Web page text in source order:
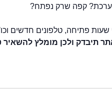
קפה שרק נפתח?
שעות פתיחה, טלפונים חדשים
תיבדק ולכן מומלץ להשאיר